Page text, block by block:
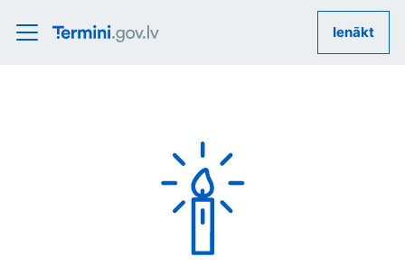
Ienākt